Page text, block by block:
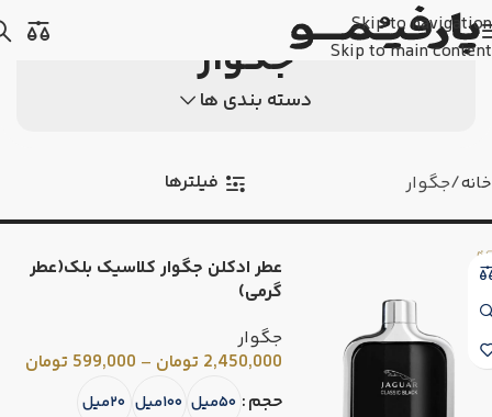
Skip to navigation
Skip to main content
جگوار
دسته بندی ها
خانه جگوار فیلترها
عطر ادکلن جگوار کلاسیک بلک(عطر
گرمی)
جگوار
2,450,000 تومان –
599,000 تومان
حجم ۵۰میل ۱۰۰میل ۲۰میل